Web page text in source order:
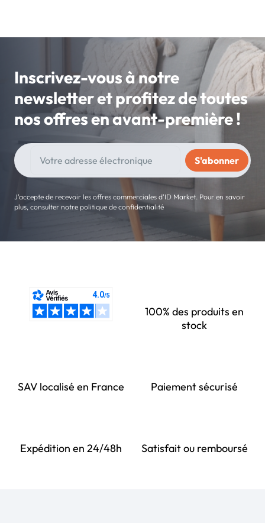
Inscrivez-vous à notre
newsletter et profitez de toutes
nos offres en avant-première !
J'accepte de recevoir les offres commerciales d'ID Market. Pour en savoir
plus, consulter notre politique de confidentialité
100% des produits en
stock
SAV localisé en France Paiement sécurisé
Expédition en 24/48h Satisfait ou remboursé